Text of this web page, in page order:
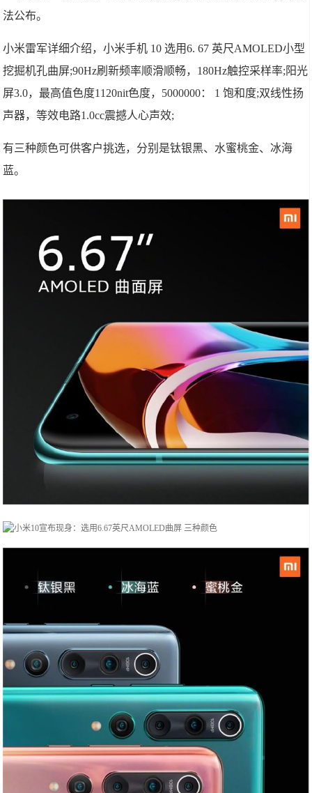
法公布。
小米雷军详细介绍，小米手机 10 选用6. 67 英尺AMOLED小型
挖掘机孔曲屏;90Hz刷新频率顺滑顺畅，180Hz触控采样率;阳光
屏3.0，最高值色度1120nit色度，5000000： 1 饱和度;双线性扬
声器，等效电路1.0cc震撼人心声效;
有三种颜色可供客户挑选，分别是钛银黑、水蜜桃金、冰海
蓝。